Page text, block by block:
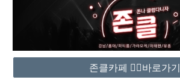
존클카페 ❤️‍🔥바로가기